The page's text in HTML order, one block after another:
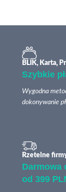
BLIK, Karta,
Szybkie
Wygodna
dokonywanie
Rzetelne
Darmowa
od 399